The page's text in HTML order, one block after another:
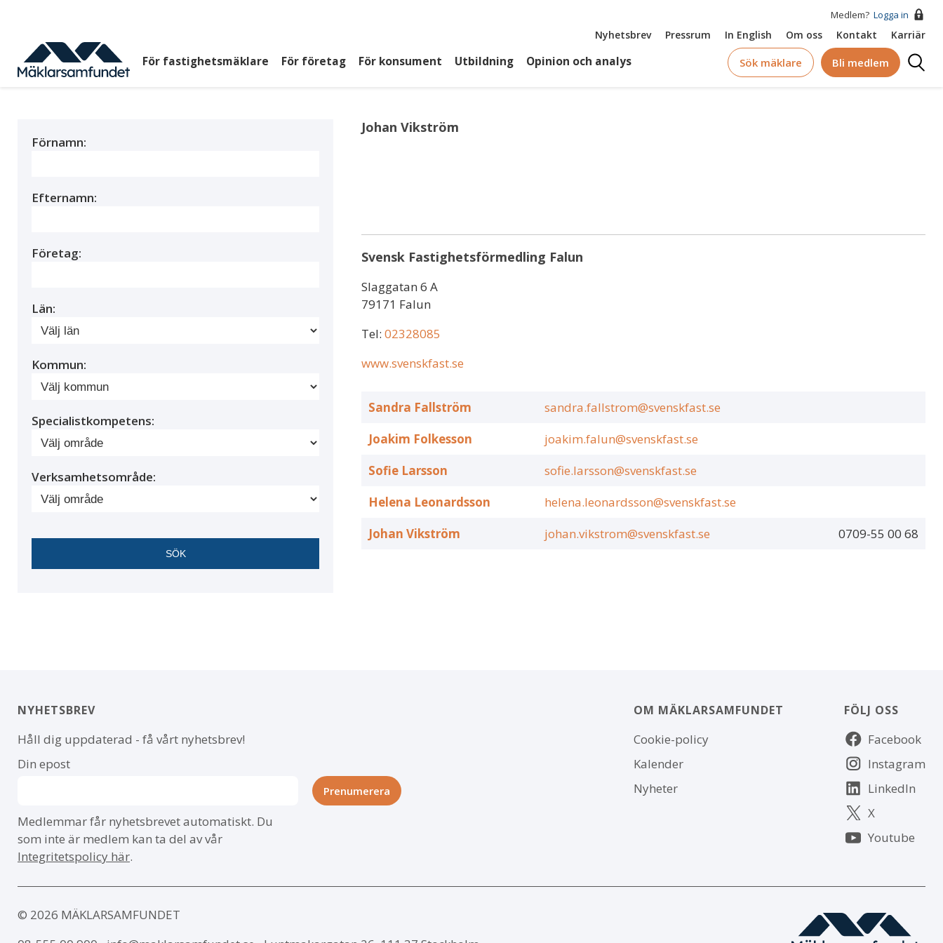
huvudinnehåll
Medlem? Logga in
Top
Nyhetsbrev Pressrum In English Om oss Kontakt Karriär
Huvudmeny
För fastighetsmäklare För företag För konsument Utbildning Opinion och analys Sök mäklare Bli medlem
Logga
Johan Vikström
Svensk Fastighetsförmedling Falun
Slaggatan 6 A
79171 Falun
Tel: 02328085
www.svenskfast.se
Sandra Fallström
sandra.fallstrom@svenskfast.se
Joakim Folkesson
joakim.falun@svenskfast.se
Sofie Larsson
sofie.larsson@svenskfast.se
Helena Leonardsson
helena.leonardsson@svenskfast.se
Johan Vikström
johan.vikstrom@svenskfast.se 0709-55 00 68
Förnamn:
Efternamn:
Företag:
Län:
Kommun:
Specialistkompetens:
Verksamhetsområde:
NYHETSBREV
Håll dig uppdaterad - få vårt nyhetsbrev!
Din epost
Medlemmar får nyhetsbrevet automatiskt. Du
som inte är medlem kan ta del av vår
Integritetspolicy här.
OM MÄKLARSAMFUNDET
Om
Cookie-policy
Kalender
Nyheter
FÖLJ OSS
Följ
oss
Facebook
Instagram
LinkedIn
X
Youtube
© 2026 MÄKLARSAMFUNDET